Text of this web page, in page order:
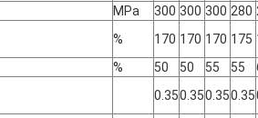
MPa 300 300 300 280
% 170 170 170 175
% 50 50 55 55
0.350.350.350.35